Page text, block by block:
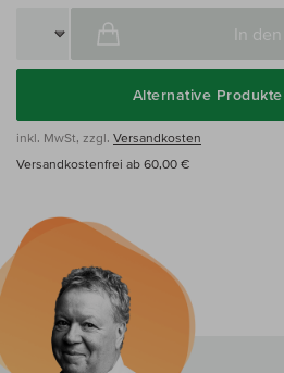
In
Alternative
inkl. MwSt, zzgl. Versandkosten
Versandkostenfrei ab 60,00 €